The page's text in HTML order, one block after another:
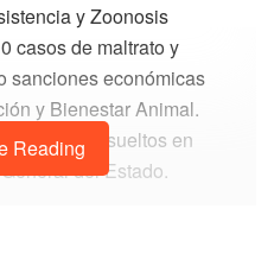
y Zoonosis
casos de maltrato y
sanciones económicas
y Bienestar Animal.
fueron resueltos en
del Estado.
Reading